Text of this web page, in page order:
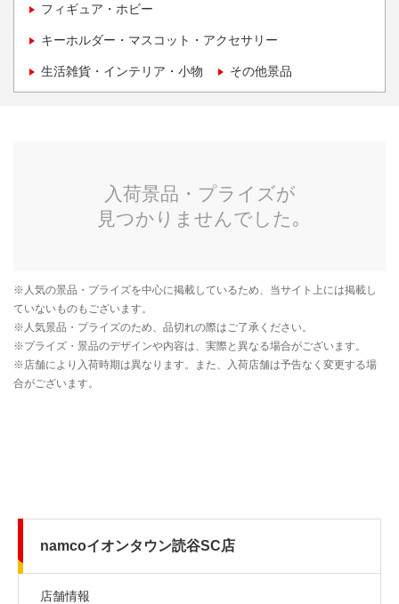
フィギュア・ホビー
キーホルダー・マスコット・アクセサリー
生活雑貨・インテリア・小物 その他景品
namcoイオンタウン読谷SC店
店舗情報